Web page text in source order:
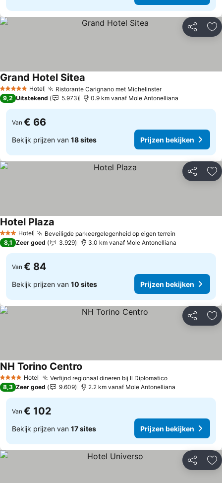
Delen
5 Sterren Hotel Ristorante Carignano met Michelinster
Grand Hotel Sitea
9,2 Uitstekend 5.973 0.9 km vanaf Mole Antonelliana
Van € 66
Bekijk prijzen van 18 sites Prijzen bekijken
Delen
3 SterrenHotel Beveiligde parkeergelegenheid op eigen terrein
Hotel Plaza
8,1 Zeer goed 3.929 3.0 km vanaf Mole Antonelliana
Van € 84
Bekijk prijzen van 10 sites Prijzen bekijken
Delen
4 SterrenHotel Verfijnd regionaal dineren bij Il Diplomatico
NH Torino Centro
8,3 Zeer goed 9.609 2.2 km vanaf Mole Antonelliana
Van € 102
Bekijk prijzen van 17 sites Prijzen bekijken
Delen